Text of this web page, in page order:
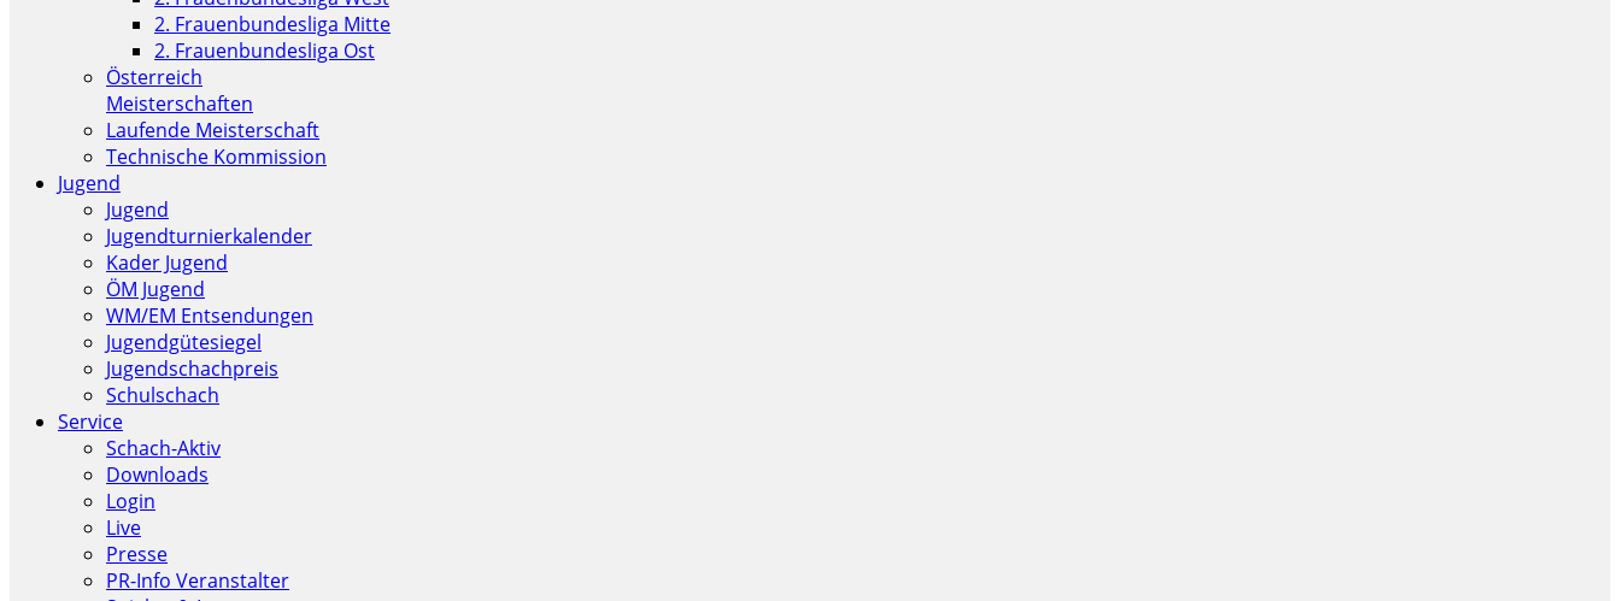
2. Frauenbundesliga Mitte
2. Frauenbundesliga Ost
Österreich
Meisterschaften
Laufende Meisterschaft
Technische Kommission
Jugend
Jugend
Jugendturnierkalender
Kader Jugend
ÖM Jugend
WM/EM Entsendungen
Jugendgütesiegel
Jugendschachpreis
Schulschach
Service
Schach-Aktiv
Downloads
Login
Live
Presse
PR-Info Veranstalter